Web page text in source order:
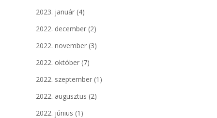
2023. január (4)
2022. december (2)
2022. november (3)
2022. október (7)
2022. szeptember (1)
2022. augusztus (2)
2022. június (1)